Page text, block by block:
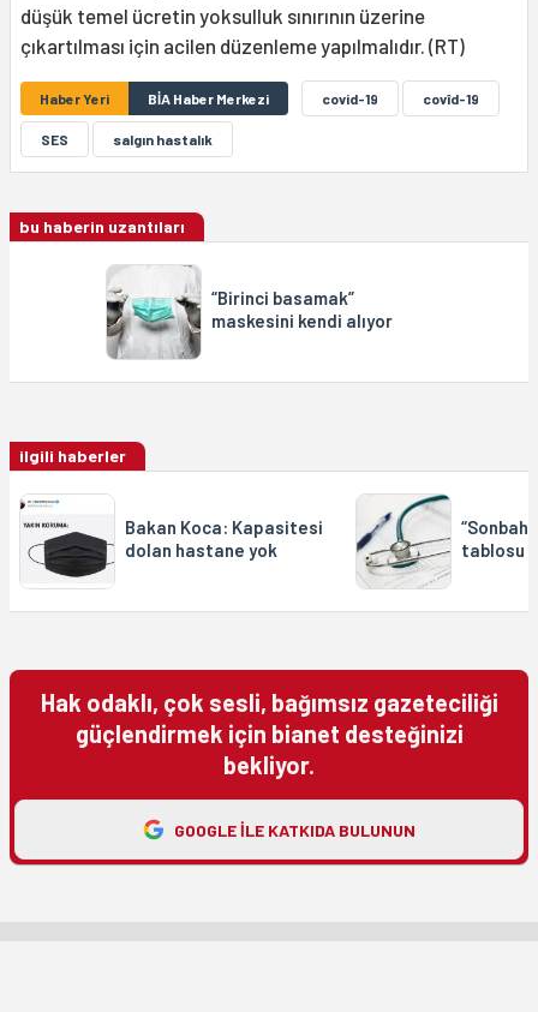
düşük temel ücretin yoksulluk sınırının üzerine
çıkartılması için acilen düzenleme yapılmalıdır. (RT)
Haber Yeri BİA Haber Merkezi covid-19 covîd-19
SES salgın hastalık
bu haberin uzantıları
“Birinci basamak”
maskesini kendi alıyor
ilgili haberler
Bakan Koca: Kapasitesi
dolan hastane yok
tablosu
Hak odaklı, çok sesli, bağımsız gazeteciliği
güçlendirmek için bianet desteğinizi
bekliyor.
GOOGLE ILE KATKIDA BULUNUN